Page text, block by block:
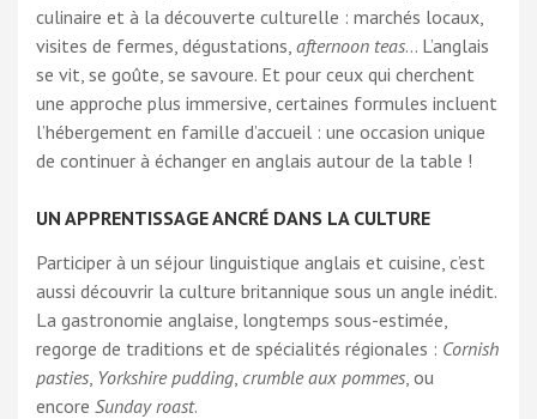
culinaire et à la découverte culturelle : marchés locaux,
visites de fermes, dégustations, afternoon teas… L’anglais
se vit, se goûte, se savoure. Et pour ceux qui cherchent
une approche plus immersive, certaines formules incluent
l’hébergement en famille d’accueil : une occasion unique
de continuer à échanger en anglais autour de la table !
UN APPRENTISSAGE ANCRÉ DANS LA CULTURE
Participer à un séjour linguistique anglais et cuisine, c’est
aussi découvrir la culture britannique sous un angle inédit.
La gastronomie anglaise, longtemps sous-estimée,
regorge de traditions et de spécialités régionales : Cornish
pasties Yorkshire pudding crumble aux pommes , ou
encore Sunday roast.